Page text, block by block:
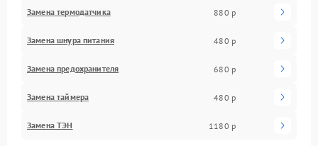
Замена термодатчика 880 р
Замена шнура питания 480 р
Замена предохранителя 680 р
Замена таймера 480 р
Замена ТЭН 1180 р